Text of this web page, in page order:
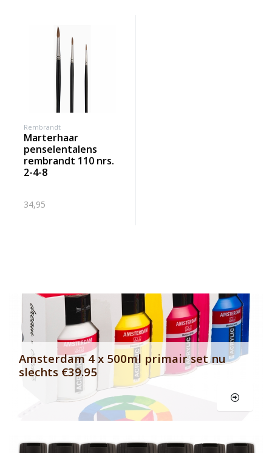
Rembrandt
marterhaar
penselentalens
rembrandt 110 nrs.
2-4-8
34,95
Banner row 2
Amsterdam 4 x 500ml primair set nu
slechts €39.95